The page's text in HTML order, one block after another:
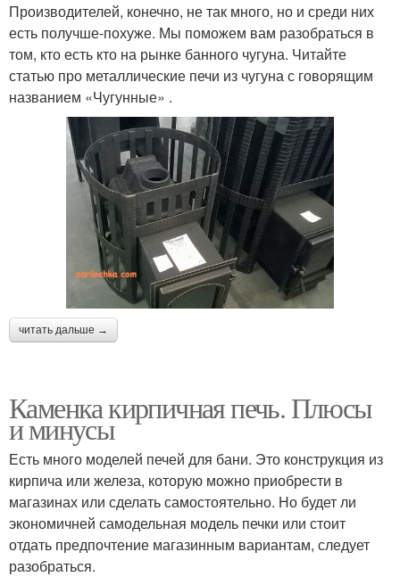
Производителей, конечно, не так много, но и среди них
есть получше-похуже. Мы поможем вам разобраться в
том, кто есть кто на рынке банного чугуна. Читайте
статью про металлические печи из чугуна с говорящим
названием «Чугунные» .
читать дальше →
Каменка кирпичная печь. Плюсы
и минусы
Есть много моделей печей для бани. Это конструкция из
кирпича или железа, которую можно приобрести в
магазинах или сделать самостоятельно. Но будет ли
экономичней самодельная модель печки или стоит
отдать предпочтение магазинным вариантам, следует
разобраться.